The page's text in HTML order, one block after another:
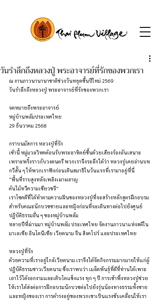
วันรำลึกถึงหลวงปู่ พระอาจารย์ที่รักของพวกเรา
ณ งานภาวนานานาชาติช่วงวันหยุดขึ้นปีใหม่ 2569
วันรำลึกถึงหลวงปู่ พระอาจารย์ที่รักของพวกเรา
จดหมายถึงพระอาจารย์
หมู่บ้านพลัมประเทศไทย
29 ธันวาคม 2568
กราบนมัสการ หลวงปู่ที่รัก
เช้านี้ หมู่มวลวิหคต้อนรับพระอาทิตย์ขึ้นด้วยเสียงร้องอันเสนาะ
เพราะพริ้งราวกับวงดนตรี พวกเราจึงระลึกได้ว่า หลวงปู่เคยอ่านบท
กวีสั้น ๆ ให้พวกเราฟังก่อนเดินสมาธิในวันแรกที่เรามาอยู่ที่นี่
“พื้นที่ราบสูงหลังเพลิงเผาผลาญ
ต้นไม้ทวีความเขียวขจี”
เราโชคดีที่ได้ทำตามความฝันของหลวงปู่ที่จะสร้างหลักสูตรฝึกอบรม
สำหรับคณะนักบวชชายและหญิงก่อนที่จะเดินทางต่อไปยังศูนย์
ปฏิบัติธรรมอื่น ๆ ของหมู่บ้านพลัม
หลายปีที่ผ่านมา หมู่บ้านพลัม ประเทศไทย จัดงานภาวนาแห่งสติใน
มาเลเซีย อินโดนีเซีย เวียดนาม จีน สิงคโปร์ และประเทศไทย
หลวงปู่ที่รัก
ด้วยความที่เราอยู่ใกล้เวียดนาม เราจึงได้จัดกิจกรรมมากมายให้แก่ผู้
ปฏิบัติธรรมชาวเวียดนาม ซึ่งเราพบว่า เมล็ดพันธุ์ที่ดีที่ท่านได้เพาะ
เอาไว้ได้งอกงามและเติบโตแข็งแรง ทุก ๆ ปี การเข้าพึ่งหลวงปู่ช่วย
ให้เราได้ส่งต่อการฝึกอบรมนักบวชต่อไปยังรุ่นน้องทางธรรมทั้งชาย
และหญิงของเรา การดำรงอยู่ของพวกเขาเป็นแรงขับเคลื่อนให้เรา